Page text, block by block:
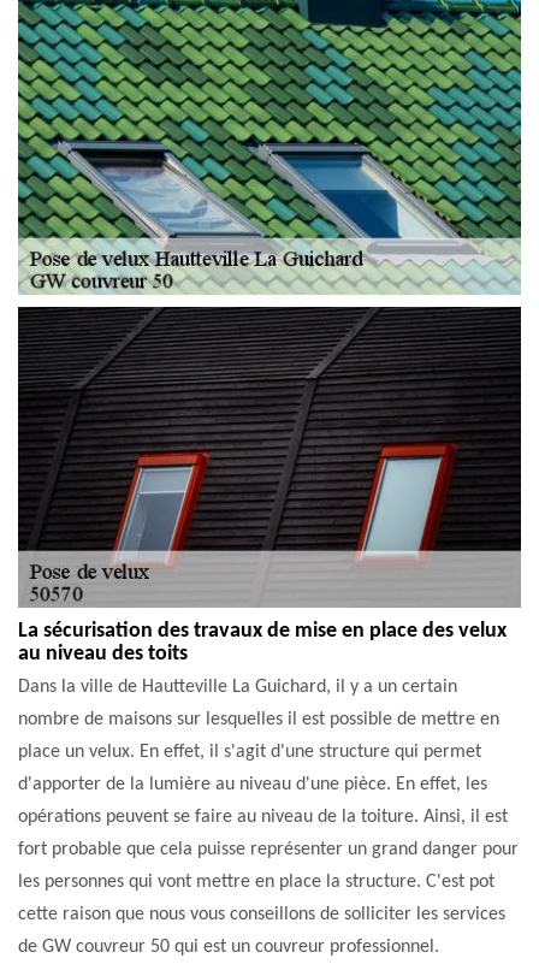
La sécurisation des travaux de mise en place des velux
au niveau des toits
Dans la ville de Hautteville La Guichard, il y a un certain
nombre de maisons sur lesquelles il est possible de mettre en
place un velux. En effet, il s'agit d'une structure qui permet
d'apporter de la lumière au niveau d'une pièce. En effet, les
opérations peuvent se faire au niveau de la toiture. Ainsi, il est
fort probable que cela puisse représenter un grand danger pour
les personnes qui vont mettre en place la structure. C'est pot
cette raison que nous vous conseillons de solliciter les services
de GW couvreur 50 qui est un couvreur professionnel.